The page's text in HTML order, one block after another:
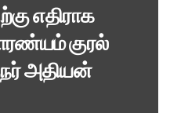
எதிராக
குரல்
அதியன்